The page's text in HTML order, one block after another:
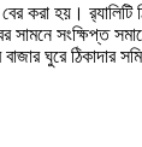
করা হয়। র‌্যালিটি
সামনে সংক্ষিপ্ত
ঘুরে ঠিকাদার